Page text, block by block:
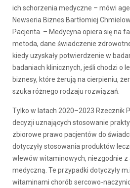
ich schorzenia medyczne – mówi
Newseria Biznes Bartłomiej
Pacjenta. – Medycyna opiera się na
metoda, dane świadczenie
kiedy uzyskały potwierdzenie w
badaniach klinicznych, jeśli chodzi o
biznesy, które żerują na cierpieniu,
szuka różnego rodzaju rozwiązań.
Tylko w latach 2020–2023 Rzecznik
decyzji uznających stosowanie
zbiorowe prawo pacjentów do
dotyczyły stosowania produktów
wlewów witaminowych, niezgodnie z
medyczną. Te przypadki dotyczyły
witaminami chorób sercowo-